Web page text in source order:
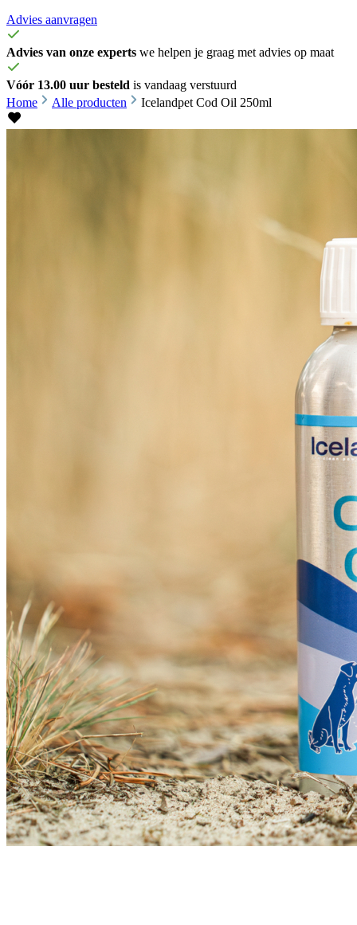
Advies aanvragen
Advies van onze experts we helpen je graag met advies op maat
Vóór 13.00 uur besteld is vandaag verstuurd
Home
Alle producten Icelandpet Cod Oil 250ml